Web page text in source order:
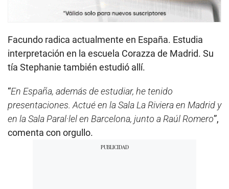
Facundo radica actualmente en España. Estudia
interpretación en la escuela Corazza de Madrid. Su
tía Stephanie también estudió allí.
“En España, además de estudiar, he tenido
presentaciones. Actué en la Sala La Riviera en Madrid y
en la Sala Paral·lel en Barcelona, junto a Raúl Romero”,
comenta con orgullo.